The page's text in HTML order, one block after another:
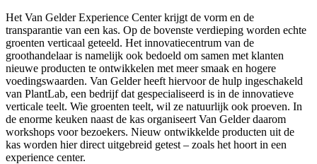
Het Van Gelder Experience Center krijgt de vorm en de
transparantie van een kas. Op de bovenste verdieping worden echte
groenten verticaal geteeld. Het innovatiecentrum van de
groothandelaar is namelijk ook bedoeld om samen met klanten
nieuwe producten te ontwikkelen met meer smaak en hogere
voedingswaarden. Van Gelder heeft hiervoor de hulp ingeschakeld
van PlantLab, een bedrijf dat gespecialiseerd is in de innovatieve
verticale teelt. Wie groenten teelt, wil ze natuurlijk ook proeven. In
de enorme keuken naast de kas organiseert Van Gelder daarom
workshops voor bezoekers. Nieuw ontwikkelde producten uit de
kas worden hier direct uitgebreid getest – zoals het hoort in een
experience center.